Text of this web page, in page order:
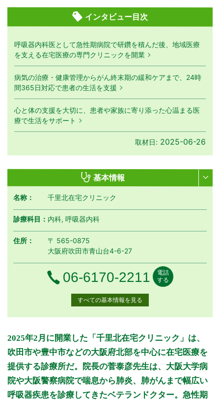
インタビュー目次
呼吸器内科医として急性期病院で研鑽を積んだ後、地域医療
を支える在宅医療の専門クリニックを開業
病気の治療・健康管理からがん終末期の緩和ケアまで、24時
間365日対応で患者の生活を支援
心と体の支援を大切に、患者や家族に寄り添った心温まる医
療で生活をサポート
取材日: 2025-06-26
基本情報
名称： 千里北在宅クリニック
診療科目： 内科, 呼吸器内科
住所：
〒 565-0875
大阪府吹田市青山台4-6-27
電話番号
06-6170-2211
電話
する
すべての基本情報を見る
診療時間 月 月曜日
火 火曜日
水 水曜日
木 木曜日
金 土曜日
9:00～17:00
● ● ● ● ●
休診日: 土、日、祝
備考: ※(月～金)9:00～17:00は訪問診療となります。
※(火・水)15:30～17:00は外来診療あり(完全予約制)
2025年2月に開業した「千里北在宅クリニック」は、
吹田市や豊中市などの大阪府北部を中心に在宅医療を
提供する診療所だ。院長の菅泰彦先生は、大阪大学病
院や大阪警察病院で喘息から肺炎、肺がんまで幅広い
呼吸器疾患を診療してきたベテランドクター。急性期